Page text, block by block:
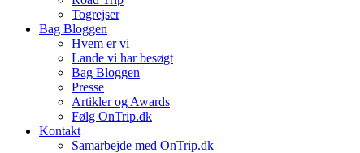
Togrejser
Bag Bloggen
Hvem er vi
Lande vi har besøgt
Bag Bloggen
Presse
Artikler og Awards
Følg OnTrip.dk
Kontakt
Samarbejde med OnTrip.dk